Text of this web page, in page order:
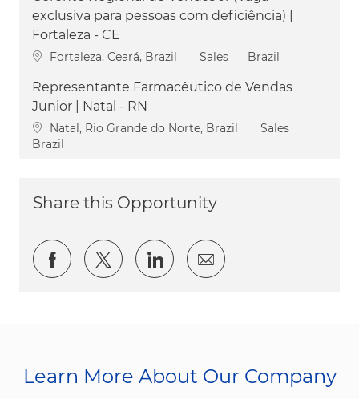
exclusiva para pessoas com deficiência) |
Fortaleza - CE
Location
Fortaleza, Ceará, Brazil Category
Sales Brazil
Representante Farmacêutico de Vendas
Junior | Natal - RN
Location
Natal, Rio Grande do Norte, Brazil Category
Sales
Brazil
Share this Opportunity
Share via Facebook
Share via twitter
Share via LinkedIn
Share via email
Learn More About Our Company